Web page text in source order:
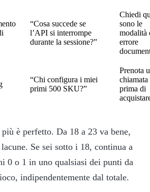
“Cosa succede se
l’API si interrompe
durante la sessione?”
Chiedi
sono le
modalità
errore
“Chi configura i miei
primi 500 SKU?”
Prenota
chiamata
prima di
più è perfetto. Da 18 a 23 va bene,
Se sei sotto i 18, continua a
0 o 1 in uno qualsiasi dei punti da
indipendentemente dal totale.